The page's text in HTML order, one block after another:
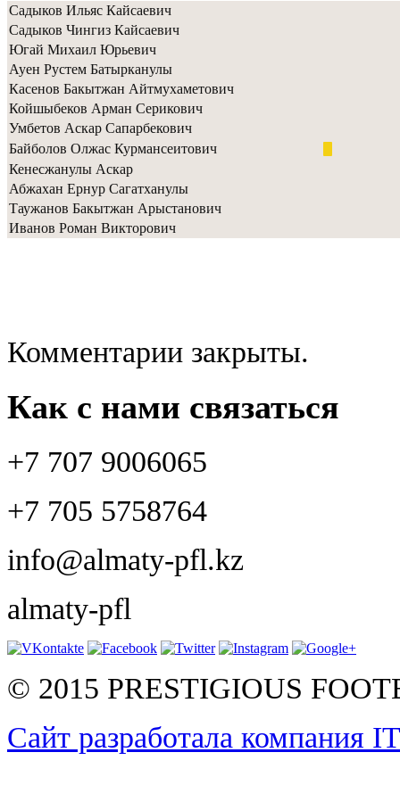
Садыков Ильяс Кайсаевич
Садыков Чингиз Кайсаевич
Югай Михаил Юрьевич
Ауен Рустем Батырканулы
Касенов Бакытжан Айтмухаметович
Койшыбеков Арман Серикович
Умбетов Аскар Сапарбекович
Байболов Олжас Курмансеитович
Кенесжанулы Аскар
Абжахан Ернур Сагатханулы
Таужанов Бакытжан Арыстанович
Иванов Роман Викторович
Комментарии закрыты.
Как с нами связаться
+7 707 9006065
+7 705 5758764
info@almaty-pfl.kz
almaty-pfl
© 2015 PRESTIGIOUS
Сайт разработала компания